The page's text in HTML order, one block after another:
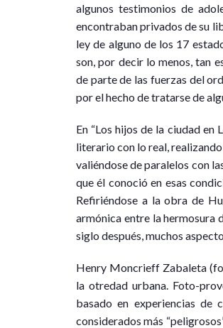
algunos testimonios de
encontraban privados de su
ley de alguno de los 17
son, por decir lo menos, tan
de parte de las fuerzas del
por el hecho de tratarse de
En “Los hijos de la ciudad
literario con lo real,
valiéndose de paralelos con
que él conoció en esas
Refiriéndose a la obra de
armónica entre la hermosura
siglo después, muchos
Henry Moncrieff Zabaleta
la otredad urbana. Foto-
basado en experiencias de
considerados más